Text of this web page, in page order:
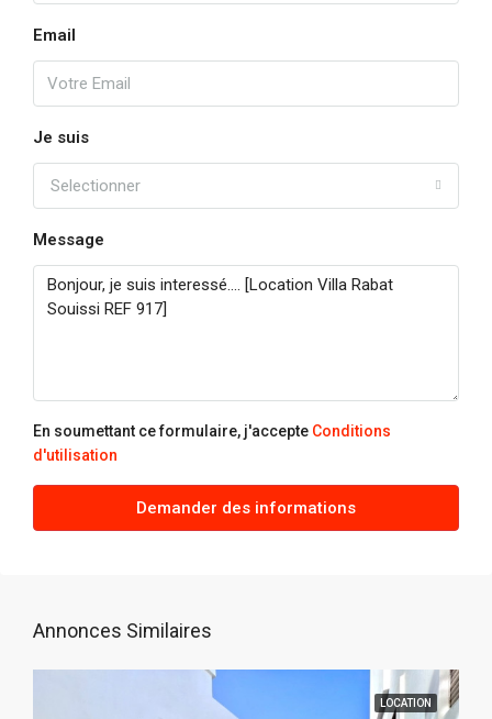
Email
Je suis
Selectionner
Message
En soumettant ce formulaire, j'accepte Conditions
d'utilisation
Demander des informations
Annonces Similaires
LOCATION